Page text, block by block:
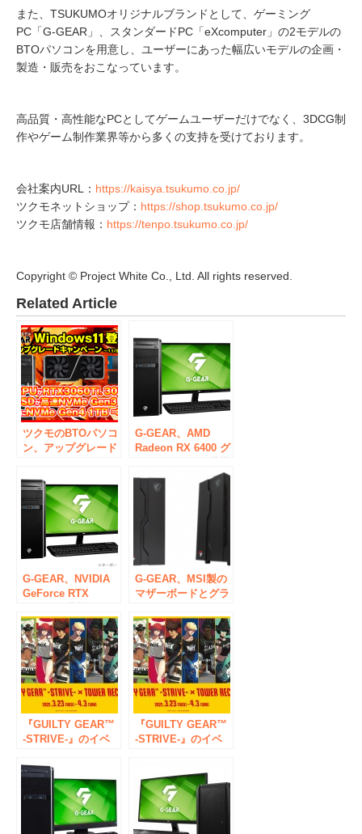
また、TSUKUMOオリジナルブランドとして、ゲーミング
PC「G-GEAR」、スタンダードPC「eXcomputer」の2モデルの
BTOパソコンを用意し、ユーザーにあった幅広いモデルの企画・
製造・販売をおこなっています。
高品質・高性能なPCとしてゲームユーザーだけでなく、3DCG制
作やゲーム制作業界等から多くの支持を受けております。
会社案内URL： https://kaisya.tsukumo.co.jp/
ツクモネットショップ： https://shop.tsukumo.co.jp/
ツクモ店舗情報： https://tenpo.tsukumo.co.jp/
Copyright © Project White Co., Ltd. All rights reserved.
Related Article
ツクモのBTOパソコ
ン、アップグレード
中！
G-GEAR、AMD
Radeon RX 6400 グ
したゲーミングPC
を発売
G-GEAR、NVIDIA
GeForce RTX
ーミングPCの新モ
デルを発売
G-GEAR、MSI製の
マザーボードとグラ
搭載したゲーミング
PC「G-GEAR
Powered by MSI」
の新モデルを発売
『GUILTY GEAR™
-STRIVE-』のイベ
GEAR™ -STRIVE-
POP UP SHOP in
TOWER
RECORDS」の開催
が決定！
『GUILTY GEAR™
-STRIVE-』のイベ
POP UP SHOP in
TOWER
RECORDS」の開催
が決定！